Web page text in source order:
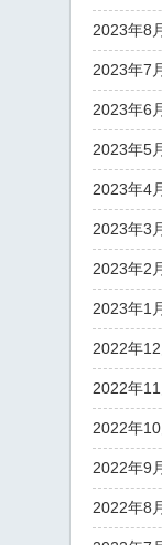
2023年8
2023年7
2023年6
2023年5
2023年4
2023年3
2023年2
2023年1
2022年12
2022年11
2022年10
2022年9
2022年8